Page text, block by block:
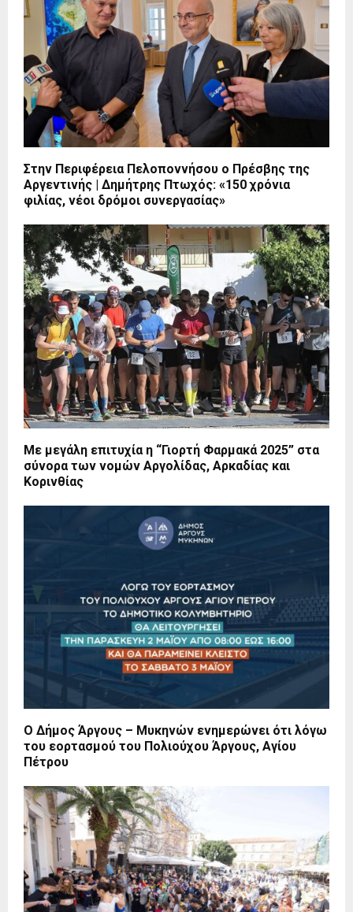
Στην Περιφέρεια Πελοποννήσου ο Πρέσβης της
Αργεντινής | Δημήτρης Πτωχός: «150 χρόνια
φιλίας, νέοι δρόμοι συνεργασίας»
Με μεγάλη επιτυχία η “Γιορτή Φαρμακά 2025” στα
σύνορα των νομών Αργολίδας, Αρκαδίας και
Κορινθίας
Ο Δήμος Άργους – Μυκηνών ενημερώνει ότι λόγω
του εορτασμού του Πολιούχου Άργους, Αγίου
Πέτρου